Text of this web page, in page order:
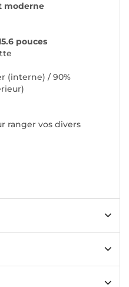
moderne
pouces
(interne) / 90%
ranger vos divers